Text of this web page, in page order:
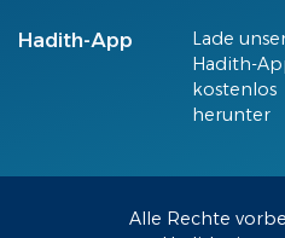
Hadith-App
Lade
Hadith-
kostenlos
herunter
Alle Rechte